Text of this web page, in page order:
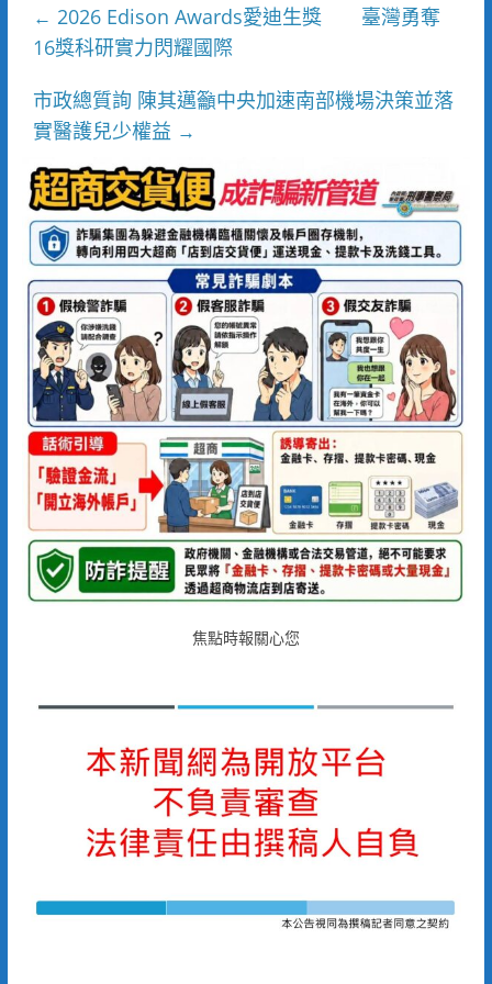
← 2026 Edison Awards愛迪生獎 臺灣勇奪
16獎科研實力閃耀國際
市政總質詢 陳其邁籲中央加速南部機場決策並落
實醫護兒少權益 →
焦點時報關心您